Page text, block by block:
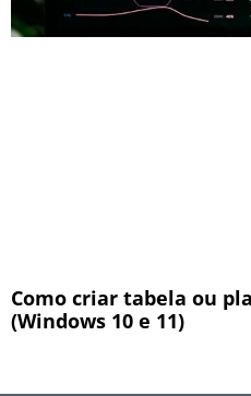
Como criar tabela ou
(Windows 10 e 11)